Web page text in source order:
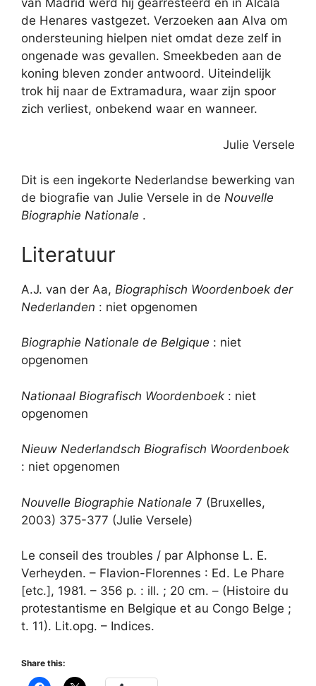
van Madrid werd hij gearresteerd en in Alcalá
de Henares vastgezet. Verzoeken aan Alva om
ondersteuning hielpen niet omdat deze zelf in
ongenade was gevallen. Smeekbeden aan de
koning bleven zonder antwoord. Uiteindelijk
trok hij naar de Extramadura, waar zijn spoor
zich verliest, onbekend waar en wanneer.
Julie Versele
Dit is een ingekorte Nederlandse bewerking van
de biografie van Julie Versele in de Nouvelle
Biographie Nationale .
Literatuur
A.J. van der Aa, Biographisch Woordenboek der
Nederlanden : niet opgenomen
Biographie Nationale de Belgique : niet
opgenomen
Nationaal Biografisch Woordenboek : niet
opgenomen
Nieuw Nederlandsch Biografisch Woordenboek
: niet opgenomen
Nouvelle Biographie Nationale 7 (Bruxelles,
2003) 375-377 (Julie Versele)
Le conseil des troubles / par Alphonse L. E.
Verheyden. – Flavion-Florennes : Ed. Le Phare
[etc.], 1981. – 356 p. : ill. ; 20 cm. – (Histoire du
protestantisme en Belgique et au Congo Belge ;
t. 11). Lit.opg. – Indices.
Share this: